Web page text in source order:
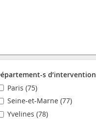
s d’intervention
Paris (75)
Seine-et-Marne (77)
Yvelines (78)